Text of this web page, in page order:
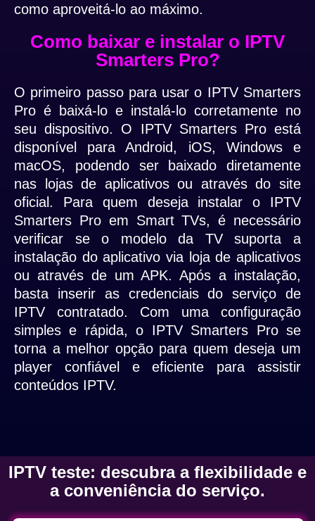
como aproveitá-lo ao máximo.
Como baixar e instalar o IPTV
Smarters Pro?
O primeiro passo para usar o IPTV Smarters
Pro é baixá-lo e instalá-lo corretamente no
seu dispositivo. O IPTV Smarters Pro está
disponível para Android, iOS, Windows e
macOS, podendo ser baixado diretamente
nas lojas de aplicativos ou através do site
oficial. Para quem deseja instalar o IPTV
Smarters Pro em Smart TVs, é necessário
verificar se o modelo da TV suporta a
instalação do aplicativo via loja de aplicativos
ou através de um APK. Após a instalação,
basta inserir as credenciais do serviço de
IPTV contratado. Com uma configuração
simples e rápida, o IPTV Smarters Pro se
torna a melhor opção para quem deseja um
player confiável e eficiente para assistir
conteúdos IPTV.
IPTV teste: descubra a flexibilidade e
a conveniência do serviço.